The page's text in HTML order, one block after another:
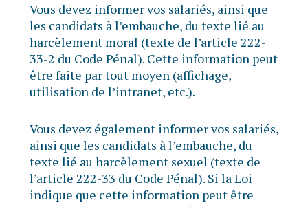
Vous devez informer vos salariés, ainsi que
les candidats à l’embauche, du texte lié au
harcèlement moral (texte de l’article 222-
33-2 du Code Pénal). Cette information peut
être faite par tout moyen (affichage,
utilisation de l’intranet, etc.).
Vous devez également informer vos salariés,
ainsi que les candidats à l’embauche, du
texte lié au harcèlement sexuel (texte de
l’article 222-33 du Code Pénal). Si la Loi
indique que cette information peut être